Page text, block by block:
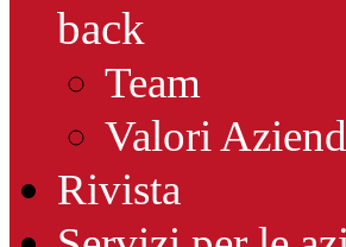
back
Team
Valori
Rivista